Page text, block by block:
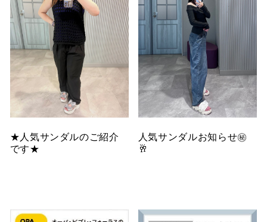
★人気サンダルのご紹介
です★
人気サンダルお知らせ㊙️
🥂